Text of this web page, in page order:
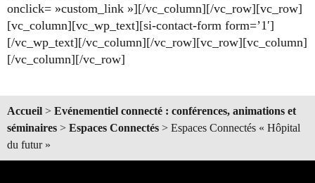
onclick= »custom_link »][/vc_column][/vc_row][vc_row]
[vc_column][vc_wp_text][si-contact-form form=’1′]
[/vc_wp_text][/vc_column][/vc_row][vc_row][vc_column]
[/vc_column][/vc_row]
Accueil > Evénementiel connecté : conférences, animations et
séminaires > Espaces Connectés > Espaces Connectés « Hôpital
du futur »